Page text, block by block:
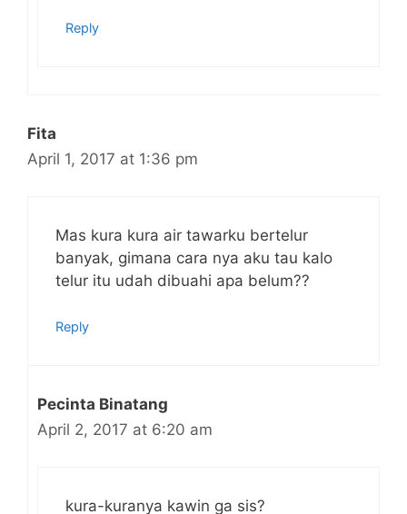
Reply
Fita
April 1, 2017 at 1:36 pm
Mas kura kura air tawarku bertelur
banyak, gimana cara nya aku tau kalo
telur itu udah dibuahi apa belum??
Reply
Pecinta Binatang
April 2, 2017 at 6:20 am
kura-kuranya kawin ga sis?